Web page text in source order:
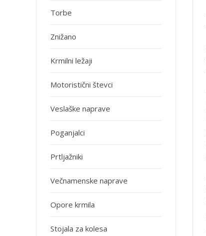
Torbe
Znižano
Krmilni ležaji
Motoristični števci
Veslaške naprave
Poganjalci
Prtljažniki
Večnamenske naprave
Opore krmila
Stojala za kolesa